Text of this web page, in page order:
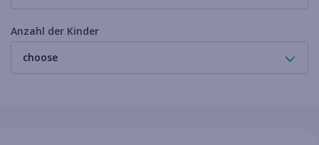
Anzahl der Kinder
choose